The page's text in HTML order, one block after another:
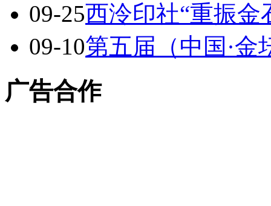
09-25西泠印社“重振金
09-10第五届（中国·金
广告合作